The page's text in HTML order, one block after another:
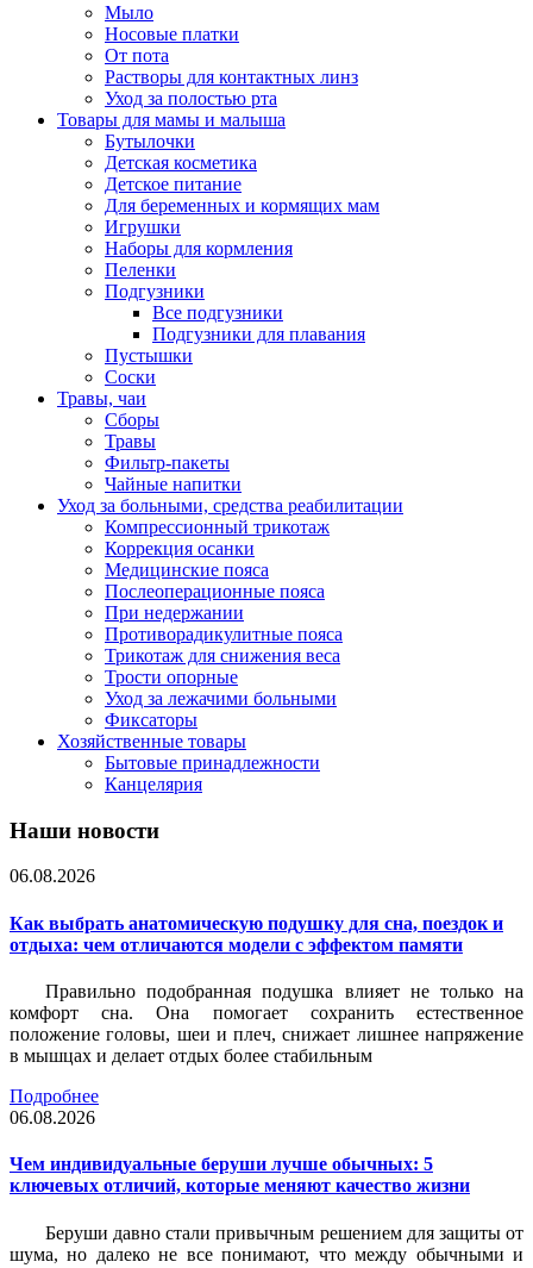
Мыло
Носовые платки
От пота
Растворы для контактных линз
Уход за полостью рта
Товары для мамы и малыша
Бутылочки
Детская косметика
Детское питание
Для беременных и кормящих мам
Игрушки
Наборы для кормления
Пеленки
Подгузники
Все подгузники
Подгузники для плавания
Пустышки
Соски
Травы, чаи
Сборы
Травы
Фильтр-пакеты
Чайные напитки
Уход за больными, средства реабилитации
Компрессионный трикотаж
Коррекция осанки
Медицинские пояса
Послеоперационные пояса
При недержании
Противорадикулитные пояса
Трикотаж для снижения веса
Трости опорные
Уход за лежачими больными
Фиксаторы
Хозяйственные товары
Бытовые принадлежности
Канцелярия
Наши новости
06.08.2026
Как выбрать анатомическую подушку для сна, поездок и
отдыха: чем отличаются модели с эффектом памяти
Правильно подобранная подушка влияет не только на
комфорт сна. Она помогает сохранить естественное
положение головы, шеи и плеч, снижает лишнее напряжение
в мышцах и делает отдых более стабильным
Подробнее
06.08.2026
Чем индивидуальные беруши лучше обычных: 5
ключевых отличий, которые меняют качество жизни
Беруши давно стали привычным решением для защиты от
шума, но далеко не все понимают, что между обычными и